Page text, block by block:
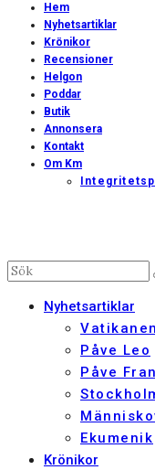
Hem
Nyhetsartiklar
Krönikor
Recensioner
Helgon
Poddar
Butik
Annonsera
Kontakt
Om Km
Nyhetsartiklar
Vatikanen
Påve Leo
Påve
Ekumenik
Krönikor